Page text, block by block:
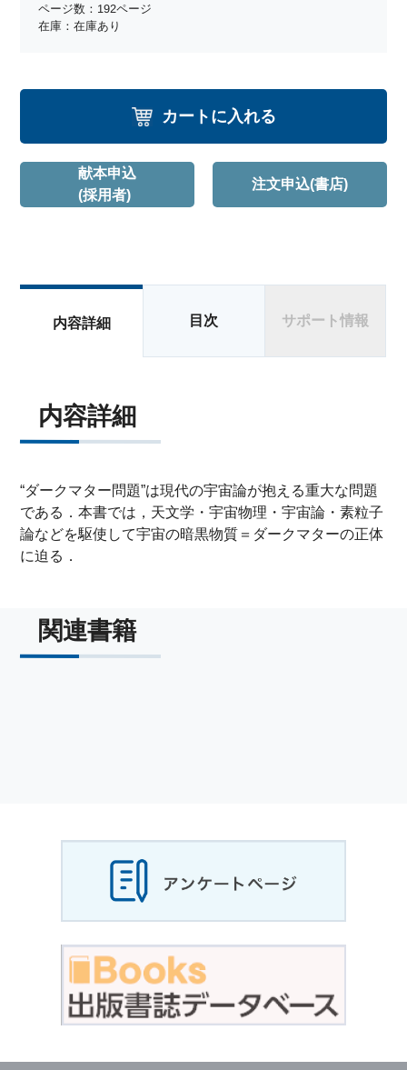
ページ数：192ページ
在庫：在庫あり
カートに入れる
献本申込
(採用者)
注文申込(書店)
内容詳細 目次 サポート情報
内容詳細
“ダークマター問題”は現代の宇宙論が抱える重大な問題
である．本書では，天文学・宇宙物理・宇宙論・素粒子
論などを駆使して宇宙の暗黒物質＝ダークマターの正体
に迫る．
関連書籍